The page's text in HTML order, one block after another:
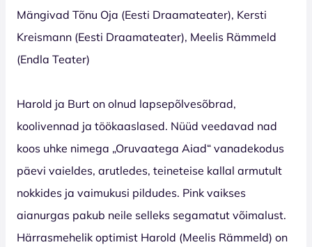
Mängivad Tõnu Oja (Eesti Draamateater), Kersti
Kreismann (Eesti Draamateater), Meelis Rämmeld
(Endla Teater)
Harold ja Burt on olnud lapsepõlvesõbrad,
koolivennad ja töökaaslased. Nüüd veedavad nad
koos uhke nimega „Oruvaatega Aiad“ vanadekodus
päevi vaieldes, arutledes, teineteise kallal armutult
nokkides ja vaimukusi pildudes. Pink vaikses
aianurgas pakub neile selleks segamatut võimalust.
Härrasmehelik optimist Harold (Meelis Rämmeld) on